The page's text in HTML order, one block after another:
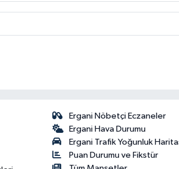
Ergani Nöbetçi Eczaneler
Ergani Hava Durumu
Ergani Trafik Yoğunluk
Puan Durumu ve Fikstür